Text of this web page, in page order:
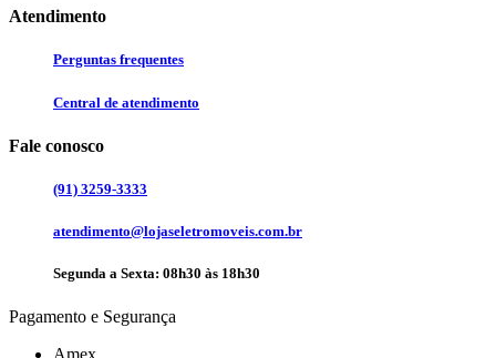
Atendimento
Perguntas frequentes
Central de atendimento
Fale conosco
(91) 3259-3333
atendimento@lojaseletromoveis.com.br
Segunda a Sexta: 08h30 às 18h30
Pagamento e Segurança